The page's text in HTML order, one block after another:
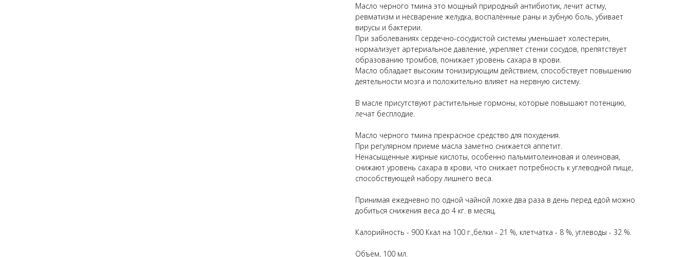
Масло черного тмина это мощный природный антибиотик, лечит астму,
ревматизм и несварение желудка, воспалённые раны и зубную боль, убивает
вирусы и бактерии.
При заболеваниях сердечно-сосудистой системы уменьшает холестерин,
нормализует артериальное давление, укрепляет стенки сосудов, препятствует
образованию тромбов, понижает уровень сахара в крови.
Масло обладает высоким тонизирующим действием, способствует повышению
деятельности мозга и положительно влияет на нервную систему.
В масле присутствуют растительные гормоны, которые повышают потенцию,
лечат бесплодие.
Масло черного тмина прекрасное средство для похудения.
При регулярном приеме масла заметно снижается аппетит.
Ненасыщенные жирные кислоты, особенно пальмитолеиновая и олеиновая,
снижают уровень сахара в крови, что снижает потребность к углеводной пище,
способствующей набору лишнего веса.
Принимая ежедневно по одной чайной ложке два раза в день перед едой можно
добиться снижения веса до 4 кг. в месяц.
Калорийность - 900 Ккал на 100 г.,белки - 21 %, клетчатка - 8 %, углеводы - 32 %.
Объём, 100 мл.